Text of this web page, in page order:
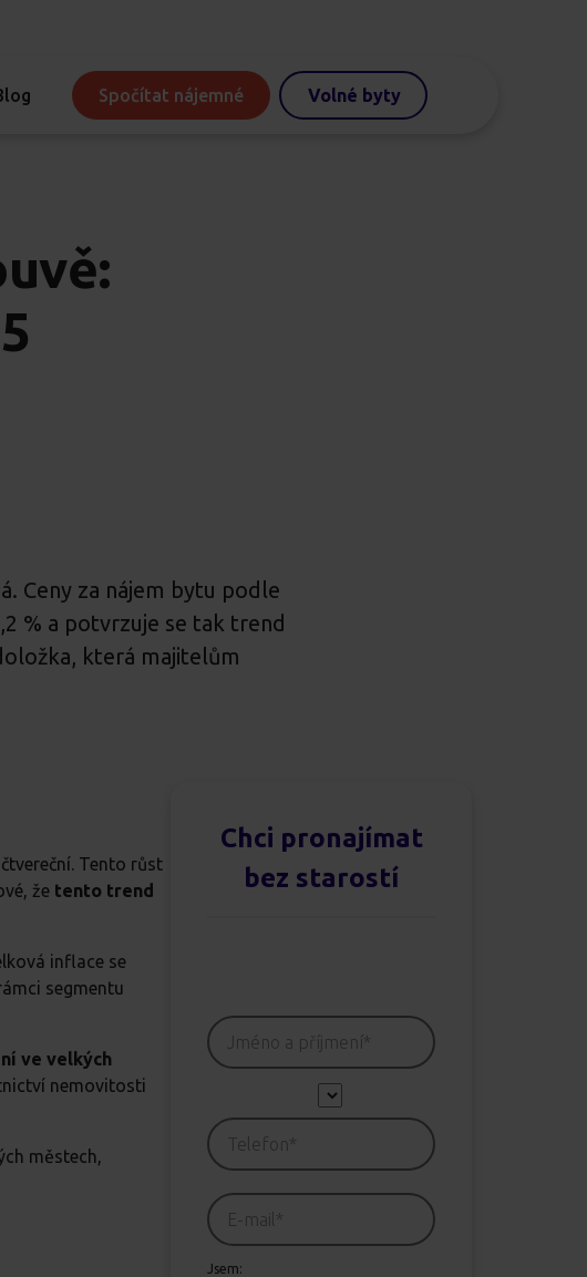
Spočítat nájemné Volné byty
Ceny za nájem bytu podle
% a potvrzuje se tak trend
která majitelům
Tento růst
že tento trend
inflace se
segmentu
ve velkých
nemovitosti
městech,
Chci pronajímat
bez starostí
Jsem: